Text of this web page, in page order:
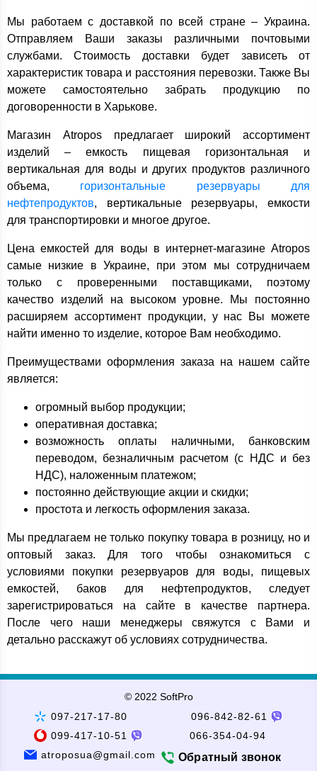
Мы работаем с доставкой по всей стране – Украина.
Отправляем Ваши заказы различными почтовыми
службами. Стоимость доставки будет зависеть от
характеристик товара и расстояния перевозки. Также Вы
можете самостоятельно забрать продукцию по
договоренности в Харькове.
Магазин Atropos предлагает широкий ассортимент
изделий – емкость пищевая горизонтальная и
вертикальная для воды и других продуктов различного
объема, горизонтальные резервуары для
нефтепродуктов, вертикальные резервуары, емкости
для транспортировки и многое другое.
Цена емкостей для воды в интернет-магазине Atropos
самые низкие в Украине, при этом мы сотрудничаем
только с проверенными поставщиками, поэтому
качество изделий на высоком уровне. Мы постоянно
расширяем ассортимент продукции, у нас Вы можете
найти именно то изделие, которое Вам необходимо.
Преимуществами оформления заказа на нашем сайте
является:
огромный выбор продукции;
оперативная доставка;
возможность оплаты наличными, банковским
переводом, безналичным расчетом (с НДС и без
НДС), наложенным платежом;
постоянно действующие акции и скидки;
простота и легкость оформления заказа.
Мы предлагаем не только покупку товара в розницу, но и
оптовый заказ. Для того чтобы ознакомиться с
условиями покупки резервуаров для воды, пищевых
емкостей, баков для нефтепродуктов, следует
зарегистрироваться на сайте в качестве партнера.
После чего наши менеджеры свяжутся с Вами и
детально расскажут об условиях сотрудничества.
© 2022 SoftPro
097-217-17-80
096-842-82-61
099-417-10-51
066-354-04-94
atroposua@gmail.com
Обратный звонок